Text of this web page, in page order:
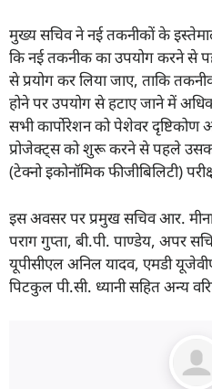
मुख्य सचिव ने नई तकनीकों के
कि नई तकनीक का उपयोग करने से
से प्रयोग कर लिया जाए, ताकि
होने पर उपयोग से हटाए जाने में
सभी कार्पोरेशन को पेशेवर
प्रोजेक्ट्स को शुरू करने से पहले
(टेक्नो इकोनॉमिक फीजीबिलिटी)
इस अवसर पर प्रमुख सचिव आर.
पराग गुप्ता, बी.पी. पाण्डेय, अपर
यूपीसीएल अनिल यादव, एमडी
पिटकुल पी.सी. ध्यानी सहित अन्य